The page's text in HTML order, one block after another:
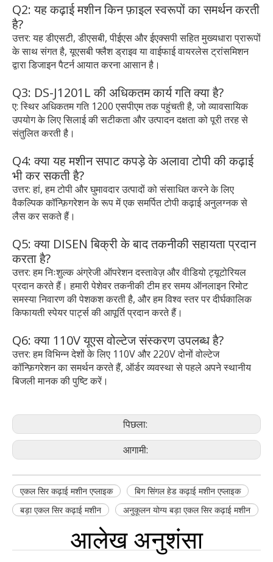
Q2: यह कढ़ाई मशीन किन फ़ाइल स्वरूपों का समर्थन करती
है?
उत्तर: यह डीएसटी, डीएसबी, पीईएस और ईएक्सपी सहित मुख्यधारा प्रारूपों
के साथ संगत है, यूएसबी फ्लैश ड्राइव या वाईफाई वायरलेस ट्रांसमिशन
द्वारा डिजाइन पैटर्न आयात करना आसान है।
Q3: DS-J1201L की अधिकतम कार्य गति क्या है?
ए: स्थिर अधिकतम गति 1200 एसपीएम तक पहुंचती है, जो व्यावसायिक
उपयोग के लिए सिलाई की सटीकता और उत्पादन दक्षता को पूरी तरह से
संतुलित करती है।
Q4: क्या यह मशीन सपाट कपड़े के अलावा टोपी की कढ़ाई
भी कर सकती है?
उत्तर: हां, हम टोपी और घुमावदार उत्पादों को संसाधित करने के लिए
वैकल्पिक कॉन्फ़िगरेशन के रूप में एक समर्पित टोपी कढ़ाई अनुलग्नक से
लैस कर सकते हैं।
Q5: क्या DISEN बिक्री के बाद तकनीकी सहायता प्रदान
करता है?
उत्तर: हम निःशुल्क अंग्रेजी ऑपरेशन दस्तावेज़ और वीडियो ट्यूटोरियल
प्रदान करते हैं। हमारी पेशेवर तकनीकी टीम हर समय ऑनलाइन रिमोट
समस्या निवारण की पेशकश करती है, और हम विश्व स्तर पर दीर्घकालिक
किफायती स्पेयर पार्ट्स की आपूर्ति प्रदान करते हैं।
Q6: क्या 110V यूएस वोल्टेज संस्करण उपलब्ध है?
उत्तर: हम विभिन्न देशों के लिए 110V और 220V दोनों वोल्टेज
कॉन्फ़िगरेशन का समर्थन करते हैं, ऑर्डर व्यवस्था से पहले अपने स्थानीय
बिजली मानक की पुष्टि करें।
पिछला:
आगामी:
एकल सिर कढ़ाई मशीन एप्लाइक
बिग सिंगल हेड कढ़ाई मशीन एप्लाइक
बड़ा एकल सिर कढ़ाई मशीन
अनुकूलन योग्य बड़ा एकल सिर कढ़ाई मशीन
आलेख अनुशंसा